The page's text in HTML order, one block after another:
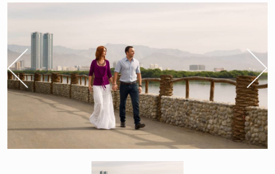
Previous